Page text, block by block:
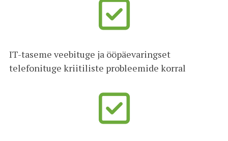
IT-taseme veebituge ja ööpäevaringset
telefonituge kriitiliste probleemide korral